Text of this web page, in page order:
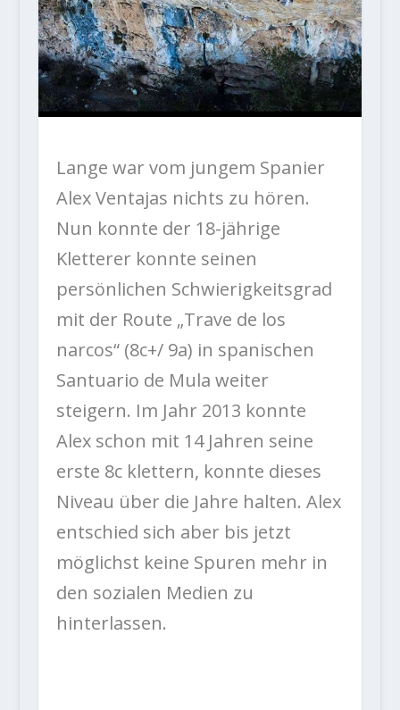
Lange war vom jungem Spanier
Alex Ventajas nichts zu hören.
Nun konnte der 18-jährige
Kletterer konnte seinen
persönlichen Schwierigkeitsgrad
mit der Route „Trave de los
narcos“ (8c+/ 9a) in spanischen
Santuario de Mula weiter
steigern. Im Jahr 2013 konnte
Alex schon mit 14 Jahren seine
erste 8c klettern, konnte dieses
Niveau über die Jahre halten. Alex
entschied sich aber bis jetzt
möglichst keine Spuren mehr in
den sozialen Medien zu
hinterlassen.